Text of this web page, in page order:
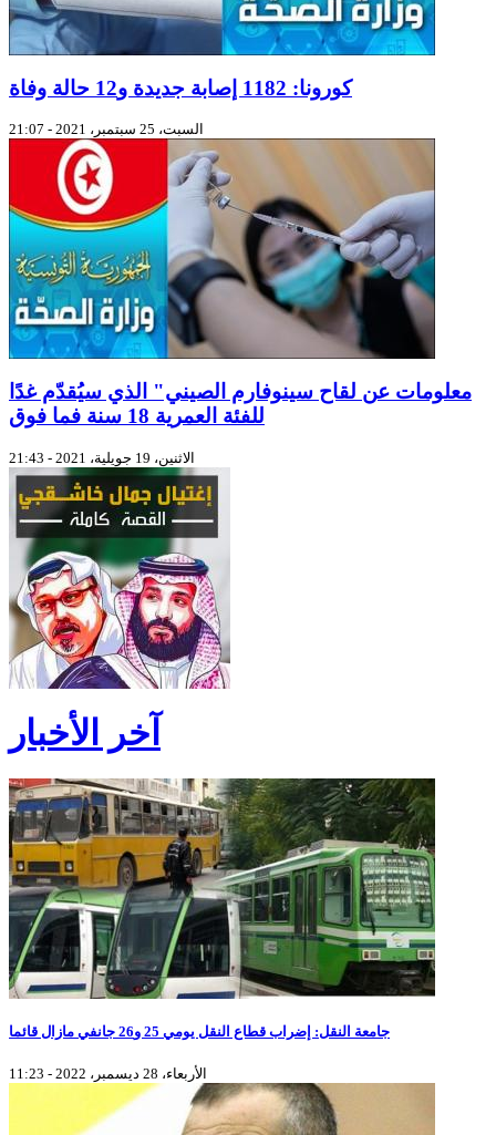
كورونا: 1182 إصابة جديدة و12 حالة وفاة
السبت، 25 سبتمبر، 2021 - 21:07
معلومات عن لقاح سينوفارم الصيني" الذي سيُقدّم غدًا
للفئة العمرية 18 سنة فما فوق
الاثنين، 19 جويلية، 2021 - 21:43
آخر الأخبار
جامعة النقل: إضراب قطاع النقل يومي 25 و26 جانفي مازال قائما
الأربعاء، 28 ديسمبر، 2022 - 11:23